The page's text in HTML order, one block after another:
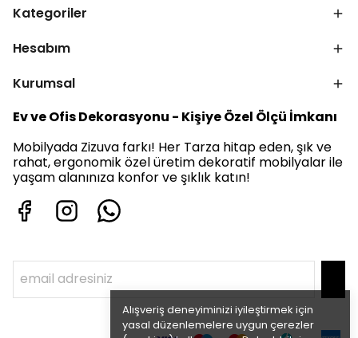
Alışveriş deneyiminizi iyileştirmek için
yasal düzenlemelere uygun çerezler
Kategoriler
Hesabım
Kurumsal
Ev ve Ofis Dekorasyonu - Kişiye Özel Ölçü İmkanı
Mobilyada Zizuva farkı! Her Tarza hitap eden, şık ve
rahat, ergonomik özel üretim dekoratif mobilyalar ile
yaşam alanınıza konfor ve şıklık katın!